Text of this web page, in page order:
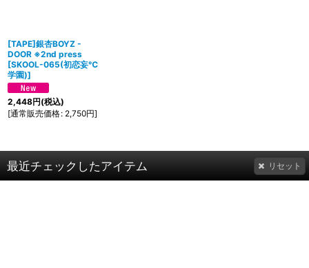
[TAPE]銀杏BOYZ -
DOOR ※2nd press
[SKOOL-065(初恋妄℃
学園)]
2,448円(税込)
[通常販売価格: 2,750円]
最近チェックしたアイテム リセット